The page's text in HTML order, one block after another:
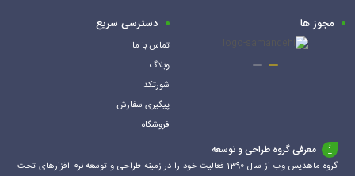
مجوز ها دسترسی سریع
تماس با ما
وبلاگ
شورتکد
پیگیری سفارش
فروشگاه
معرفی گروه طراحی و توسعه
گروه ماهدیس وب از سال 1390 فعالیت خود را در زمینه طراحی و توسعه نرم افزارهای تحت